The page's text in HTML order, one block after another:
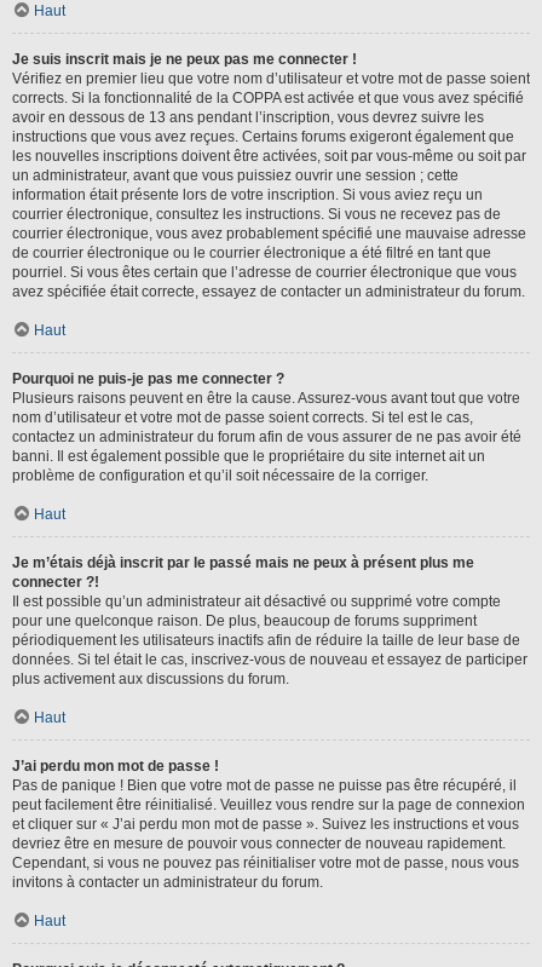
Haut
Je suis inscrit mais je ne peux pas me connecter !
Vérifiez en premier lieu que votre nom d’utilisateur et votre mot de passe soient
corrects. Si la fonctionnalité de la COPPA est activée et que vous avez spécifié
avoir en dessous de 13 ans pendant l’inscription, vous devrez suivre les
instructions que vous avez reçues. Certains forums exigeront également que
les nouvelles inscriptions doivent être activées, soit par vous-même ou soit par
un administrateur, avant que vous puissiez ouvrir une session ; cette
information était présente lors de votre inscription. Si vous aviez reçu un
courrier électronique, consultez les instructions. Si vous ne recevez pas de
courrier électronique, vous avez probablement spécifié une mauvaise adresse
de courrier électronique ou le courrier électronique a été filtré en tant que
pourriel. Si vous êtes certain que l’adresse de courrier électronique que vous
avez spécifiée était correcte, essayez de contacter un administrateur du forum.
Haut
Pourquoi ne puis-je pas me connecter ?
Plusieurs raisons peuvent en être la cause. Assurez-vous avant tout que votre
nom d’utilisateur et votre mot de passe soient corrects. Si tel est le cas,
contactez un administrateur du forum afin de vous assurer de ne pas avoir été
banni. Il est également possible que le propriétaire du site internet ait un
problème de configuration et qu’il soit nécessaire de la corriger.
Haut
Je m’étais déjà inscrit par le passé mais ne peux à présent plus me
connecter ?!
Il est possible qu’un administrateur ait désactivé ou supprimé votre compte
pour une quelconque raison. De plus, beaucoup de forums suppriment
périodiquement les utilisateurs inactifs afin de réduire la taille de leur base de
données. Si tel était le cas, inscrivez-vous de nouveau et essayez de participer
plus activement aux discussions du forum.
Haut
J’ai perdu mon mot de passe !
Pas de panique ! Bien que votre mot de passe ne puisse pas être récupéré, il
peut facilement être réinitialisé. Veuillez vous rendre sur la page de connexion
et cliquer sur « J’ai perdu mon mot de passe ». Suivez les instructions et vous
devriez être en mesure de pouvoir vous connecter de nouveau rapidement.
Cependant, si vous ne pouvez pas réinitialiser votre mot de passe, nous vous
invitons à contacter un administrateur du forum.
Haut